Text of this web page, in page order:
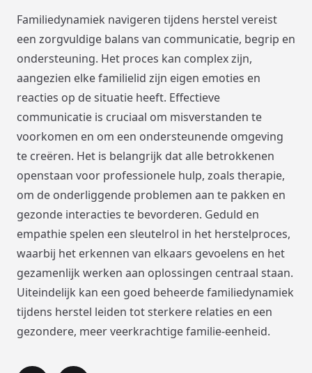
Familiedynamiek navigeren tijdens herstel vereist
een zorgvuldige balans van communicatie, begrip en
ondersteuning. Het proces kan complex zijn,
aangezien elke familielid zijn eigen emoties en
reacties op de situatie heeft. Effectieve
communicatie is cruciaal om misverstanden te
voorkomen en om een ondersteunende omgeving
te creëren. Het is belangrijk dat alle betrokkenen
openstaan voor professionele hulp, zoals therapie,
om de onderliggende problemen aan te pakken en
gezonde interacties te bevorderen. Geduld en
empathie spelen een sleutelrol in het herstelproces,
waarbij het erkennen van elkaars gevoelens en het
gezamenlijk werken aan oplossingen centraal staan.
Uiteindelijk kan een goed beheerde familiedynamiek
tijdens herstel leiden tot sterkere relaties en een
gezondere, meer veerkrachtige familie-eenheid.